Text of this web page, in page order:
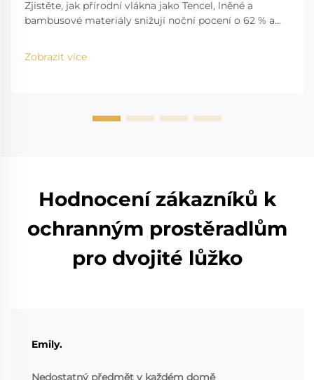
Zjistěte, jak přírodní vlákna jako Tencel, lněné a
bambusové materiály snižují noční pocení o 62 % a
a pro ty, kteří spí v horku. Zjistěte více.
Zobrazit více
Hodnocení zákazníků k
ochranným prostěradlům
pro dvojité lůžko
Emily.
Nedostatný předmět v každém domě